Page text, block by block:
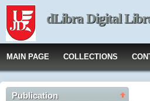
dLibra Digital
MAIN PAGE COLLECTIONS
Publication